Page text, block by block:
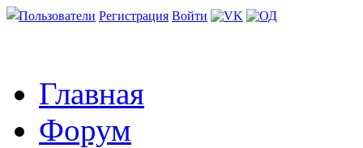
Пользователи Регистрация Войти
Главная
Форум